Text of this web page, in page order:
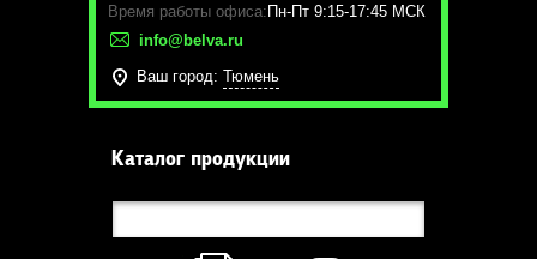
Время работы офиса: Пн-Пт 9:15-17:45 МСК
info@belva.ru
Ваш город: Тюмень
Каталог продукции